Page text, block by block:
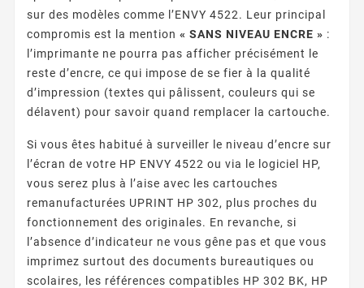
sur des modèles comme l’ENVY 4522. Leur principal
compromis est la mention « SANS NIVEAU ENCRE » :
l’imprimante ne pourra pas afficher précisément le
reste d’encre, ce qui impose de se fier à la qualité
d’impression (textes qui pâlissent, couleurs qui se
délavent) pour savoir quand remplacer la cartouche.
Si vous êtes habitué à surveiller le niveau d’encre sur
l’écran de votre HP ENVY 4522 ou via le logiciel HP,
vous serez plus à l’aise avec les cartouches
remanufacturées UPRINT HP 302, plus proches du
fonctionnement des originales. En revanche, si
l’absence d’indicateur ne vous gêne pas et que vous
imprimez surtout des documents bureautiques ou
scolaires, les références compatibles HP 302 BK, HP